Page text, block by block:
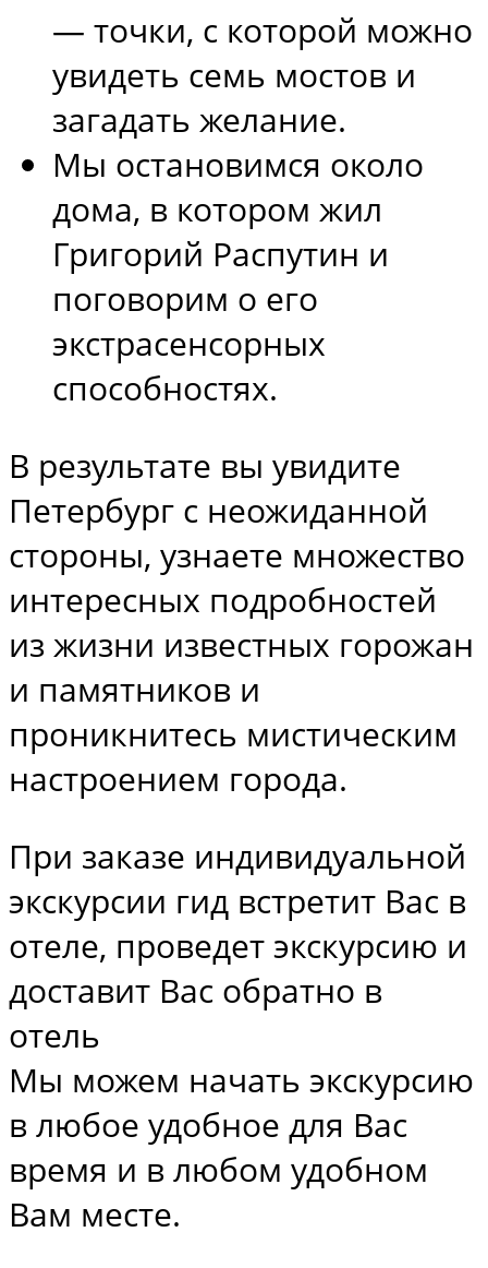
— точки, с которой можно
увидеть семь мостов и
загадать желание.
Мы остановимся около
дома, в котором жил
Григорий Распутин и
поговорим о его
экстрасенсорных
способностях.
В результате вы увидите
Петербург с неожиданной
стороны, узнаете множество
интересных подробностей
из жизни известных горожан
и памятников и
проникнитесь мистическим
настроением города.
При заказе индивидуальной
экскурсии гид встретит Вас в
отеле, проведет экскурсию и
доставит Вас обратно в
отель
Мы можем начать экскурсию
в любое удобное для Вас
время и в любом удобном
Вам месте.